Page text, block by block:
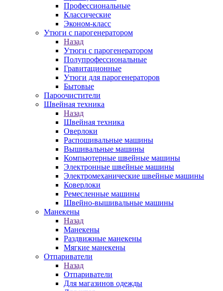
Профессиональные
Классические
Эконом-класс
Утюги с парогенератором
Назад
Утюги с парогенератором
Полупрофессиональные
Гравитационные
Утюги для парогенераторов
Бытовые
Пароочистители
Швейная техника
Назад
Швейная техника
Оверлоки
Распошивальные машины
Вышивальные машины
Компьютерные швейные машины
Электронные швейные машины
Электромеханические швейные машины
Коверлоки
Ремесленные машины
Швейно-вышивальные машины
Манекены
Назад
Манекены
Раздвижные манекены
Мягкие манекены
Отпариватели
Назад
Отпариватели
Для магазинов одежды